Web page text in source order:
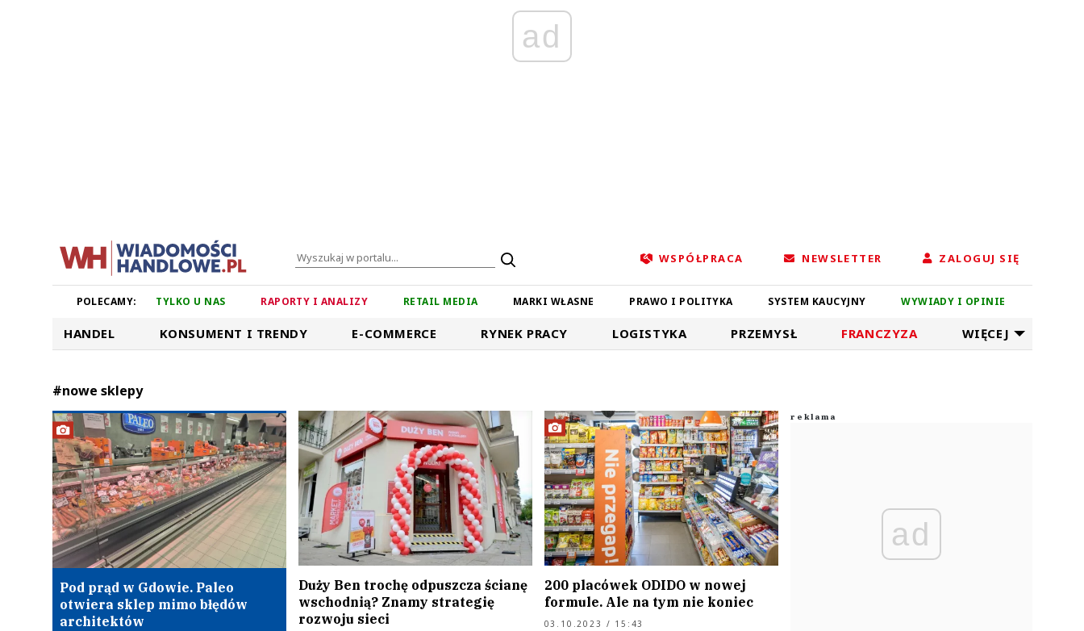
ad
WSPÓŁPRACA NEWSLETTER ZALOGUJ SIĘ
POLECAMY: TYLKO U NAS RAPORTY I ANALIZY RETAIL MEDIA MARKI WŁASNE PRAWO I POLITYKA SYSTEM KAUCYJNY WYWIADY I OPINIE
HANDEL KONSUMENT I TRENDY E-COMMERCE RYNEK PRACY LOGISTYKA PRZEMYSŁ FRANCZYZA WIĘCEJ
#nowe sklepy
Pod prąd w Gdowie. Paleo
otwiera sklep mimo błędów
architektów
Duży Ben trochę odpuszcza ścianę
wschodnią? Znamy strategię
rozwoju sieci
200 placówek ODIDO w nowej
formule. Ale na tym nie koniec
03.10.2023 / 15:43
ad